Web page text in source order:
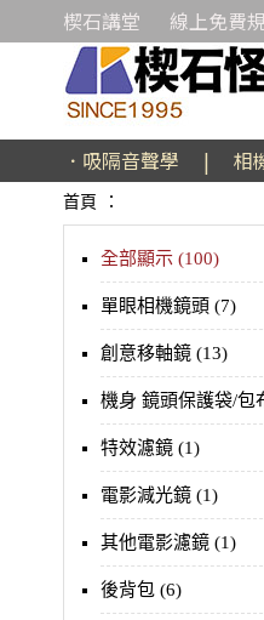
楔石講堂 線上免費
．吸隔音聲學 | 相
首頁 ：
全部顯示 (100)
單眼相機鏡頭 (7)
創意移軸鏡 (13)
機身 鏡頭保護袋/包
特效濾鏡 (1)
電影減光鏡 (1)
其他電影濾鏡 (1)
後背包 (6)